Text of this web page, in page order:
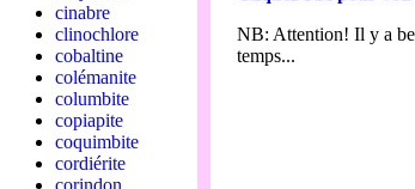
cinabre
clinochlore
cobaltine
colémanite
columbite
copiapite
coquimbite
cordiérite
corindon
NB: Attention! Il y a
temps...